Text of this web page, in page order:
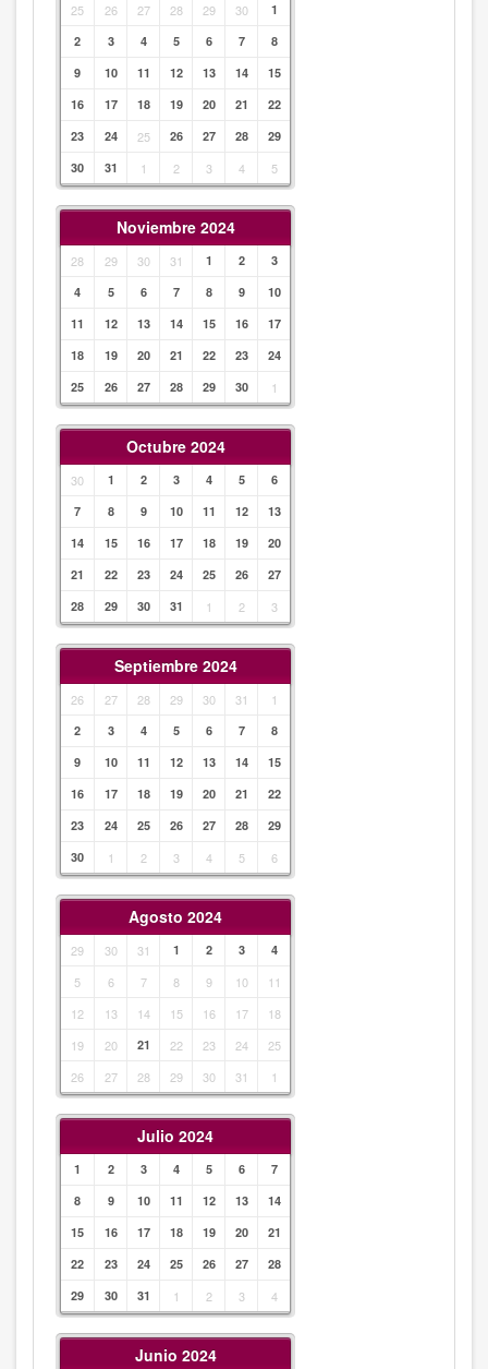
25 26 27 28 29 30
1
2
3 4 5 6 7
8
9
10 11 12 13 14
15
16
17 18 19 20 21
22
23
24 25 26 27 28
29
30
31 1 2 3 4 5
Noviembre 2024
28 29 30 31 1 2
3
4
5 6 7 8 9
10
11
12 13 14 15 16
17
18
19 20 21 22 23
24
25
26 27 28 29 30 1
Octubre 2024
30 1 2 3 4 5
6
7
8 9 10 11 12
13
14
15 16 17 18 19
20
21
22 23 24 25 26
27
28
29 30 31 1 2 3
Septiembre 2024
26 27 28 29 30 31 1
2 3 4 5 6 7
8
9
10 11 12 13 14
15
16
17 18 19 20 21
22
23
24 25 26 27 28
29
30
1 2 3 4 5 6
Agosto 2024
29 30 31 1 2 3 4
5 6 7 8 9 10
11
12
13 14 15 16 17
18
19
20 21 22 23 24
25
26
27 28 29 30 31 1
Julio 2024
1 2 3 4 5 6
7
8
9 10 11 12 13
14
15
16 17 18 19 20
21
22
23 24 25 26 27
28
29
30 31 1 2 3 4
Junio 2024